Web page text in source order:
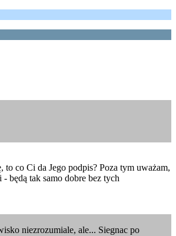
co Ci da Jego podpis? Poza tym uważam,
będą tak samo dobre bez tych
niezrozumiale, ale... Siegnac po